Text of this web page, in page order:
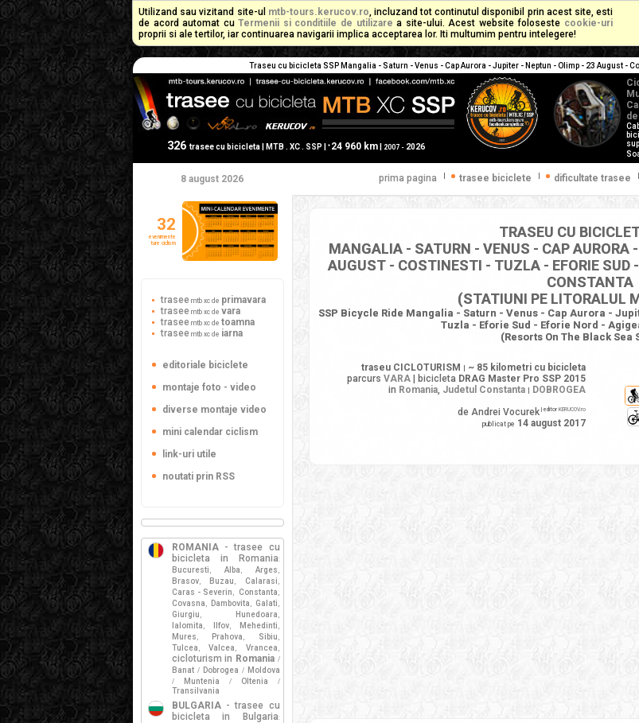
Utilizand sau vizitand site-ul mtb-tours.kerucov.ro, incluzand tot continutul disponibil prin acest site, esti
de acord automat cuTermenii si conditiile de utilizare a site-ului. Acest website foloseste cookie-uri
proprii si ale tertilor, iar continuarea navigarii implica acceptarea lor. Iti multumim pentru intelegere!
Traseu cu bicicleta SSP Mangalia - Saturn - Venus - Cap Aurora - Jupiter - Neptun - Olimp - 23 August -
326 trasee cu bicicleta | MTB . XC . SSP | + 24 960 km 2007 - 2026
8 august 2026 prima pagina trasee biciclete dificultate trasee
TRASEU CU
MANGALIA - SATURN - VENUS - CAP AURORA
AUGUST - COSTINESTI - TUZLA - EFORIE SUD
CONSTANTA
(STATIUNI PE LITORALUL
SSP Bicycle Ride Mangalia - Saturn - Venus - Cap Aurora -
Tuzla - Eforie Sud - Eforie Nord -
(Resorts On The Black Sea
traseu CICLOTURISM ~ 85 kilometri cu bicicleta
parcurs VARA| bicicleta DRAG Master Pro SSP 2015
in Romania, Judetul Constanta
DOBROGEA
de Andrei Vocurek| editor KERUCOV.ro
publicat pe 14 august 2017
32
evenimente
ture ciclism
trasee mtb xc de primavara
trasee mtb xc de vara
trasee mtb xc de toamna
trasee mtb xc de iarna
editoriale biciclete
montaje foto - video
diverse montaje video
mini calendar ciclism
link-uri utile
noutati prin RSS
ROMANIA- trasee cu
bicicleta in Romania:
Bucuresti , Alba , Arges ,
Brasov, Buzau , Calarasi ,
Caras - Severin , Constanta ,
Covasna , Dambovita , Galati ,
Giurgiu , Hunedoara ,
Ialomita , Ilfov, Mehedinti ,
Mures , Prahova , Sibiu ,
Tulcea , Valcea , Vrancea ,
cicloturism in Romania /
Banat / Dobrogea / Moldova
/ Muntenia / Oltenia /
Transilvania
BULGARIA- trasee cu
bicicleta in Bulgaria: